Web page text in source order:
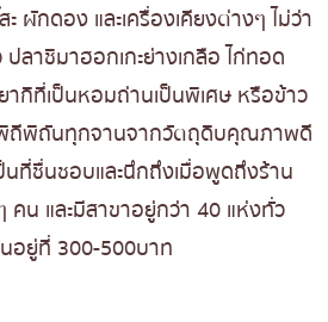
ผักดอง และเครื่องเคียงต่างๆ ไม่ว่า
ปลาชิมาฮอกเกะย่างเกลือ ไก่ทอด
ากิที่เป็นหอมถ่านเป็นพิเศษ หรือข้าว
ถีพิถันทุกจานจากวัตถุดิบคุณภาพดี
นที่ชื่นชอบและนึกถึงเมื่อพูดถึงร้าน
น และมีสาขาอยู่กว่า 40 แห่งทั่ว
อยู่ที่ 300-500บาท